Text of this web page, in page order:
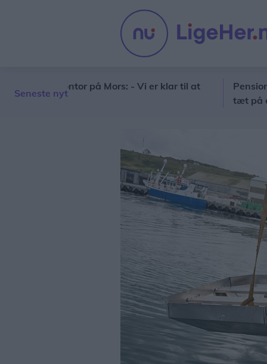
Seneste nyt
kontor på Mors: - Vi er klar til at
Pensionister
tæt på en